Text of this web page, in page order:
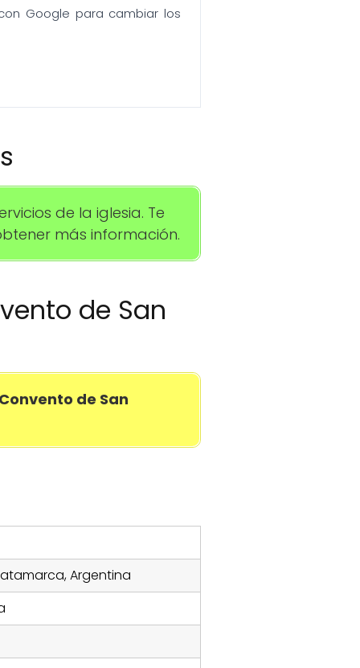
Google para cambiar los
de la iglesia. Te
más información.
de San
de San
Argentina